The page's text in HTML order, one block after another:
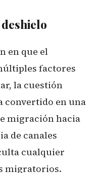
en que el
factores
la cuestión
convertido en una
migración hacia
de canales
cualquier
migratorios.